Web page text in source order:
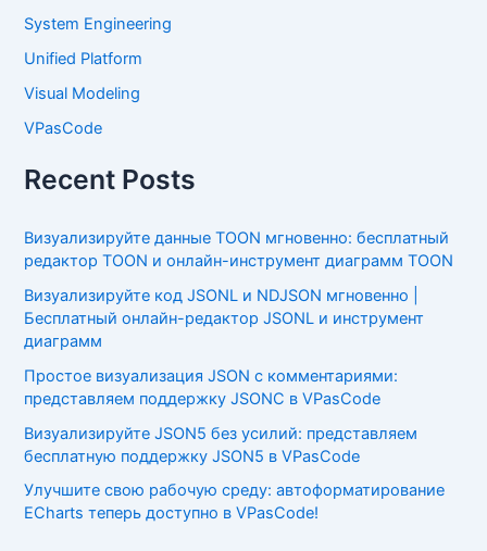
System Engineering
Unified Platform
Visual Modeling
VPasCode
Recent Posts
Визуализируйте данные TOON мгновенно: бесплатный
редактор TOON и онлайн-инструмент диаграмм TOON
Визуализируйте код JSONL и NDJSON мгновенно |
Бесплатный онлайн-редактор JSONL и инструмент
диаграмм
Простое визуализация JSON с комментариями:
представляем поддержку JSONC в VPasCode
Визуализируйте JSON5 без усилий: представляем
бесплатную поддержку JSON5 в VPasCode
Улучшите свою рабочую среду: автоформатирование
ECharts теперь доступно в VPasCode!